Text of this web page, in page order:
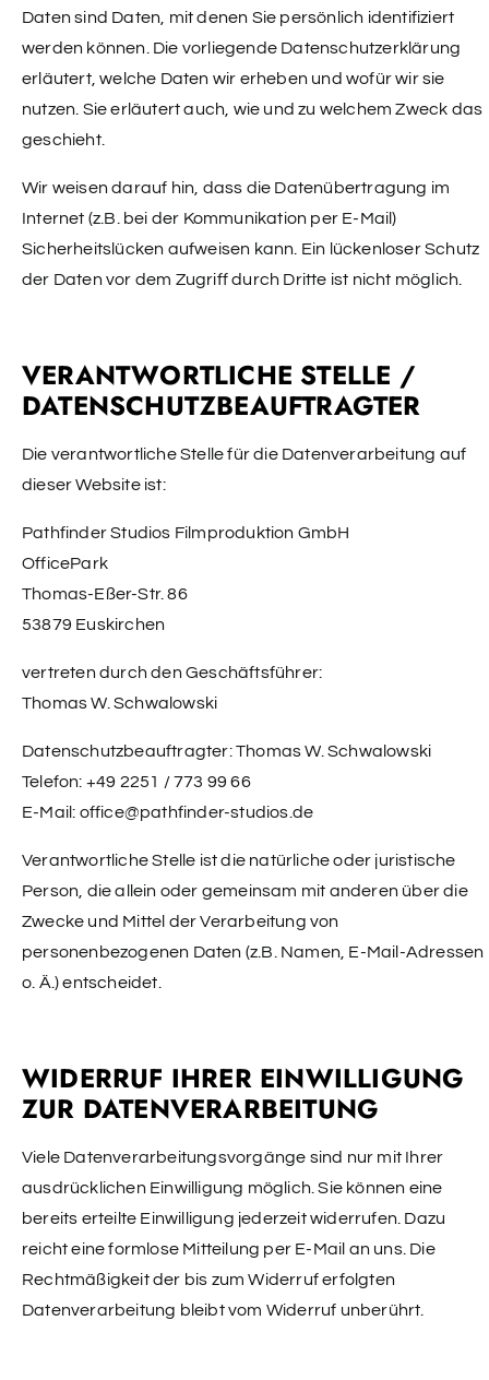
Daten sind Daten, mit denen Sie persönlich identifiziert
werden können. Die vorliegende Datenschutzerklärung
erläutert, welche Daten wir erheben und wofür wir sie
nutzen. Sie erläutert auch, wie und zu welchem Zweck das
geschieht.
Wir weisen darauf hin, dass die Datenübertragung im
Internet (z.B. bei der Kommunikation per E-Mail)
Sicherheitslücken aufweisen kann. Ein lückenloser Schutz
der Daten vor dem Zugriff durch Dritte ist nicht möglich.
VERANTWORTLICHE STELLE /
DATENSCHUTZBEAUFTRAGTER
Die verantwortliche Stelle für die Datenverarbeitung auf
dieser Website ist:
Pathfinder Studios Filmproduktion GmbH
OfficePark
Thomas-Eßer-Str. 86
53879 Euskirchen
vertreten durch den Geschäftsführer:
Thomas W. Schwalowski
Datenschutzbeauftragter: Thomas W. Schwalowski
Telefon: +49 2251 / 773 99 66
E-Mail: office@pathfinder-studios.de
Verantwortliche Stelle ist die natürliche oder juristische
Person, die allein oder gemeinsam mit anderen über die
Zwecke und Mittel der Verarbeitung von
personenbezogenen Daten (z.B. Namen, E-Mail-Adressen
o. Ä.) entscheidet.
WIDERRUF IHRER EINWILLIGUNG
ZUR DATENVERARBEITUNG
Viele Datenverarbeitungsvorgänge sind nur mit Ihrer
ausdrücklichen Einwilligung möglich. Sie können eine
bereits erteilte Einwilligung jederzeit widerrufen. Dazu
reicht eine formlose Mitteilung per E-Mail an uns. Die
Rechtmäßigkeit der bis zum Widerruf erfolgten
Datenverarbeitung bleibt vom Widerruf unberührt.